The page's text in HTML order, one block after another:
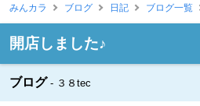
みんカラ ブログ 日記 ブログ一覧
開店しました♪
ブログ ３８tec